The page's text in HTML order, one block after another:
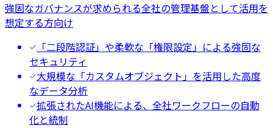
強固なガバナンスが求められる全社の管理基盤として活用を
想定する方向け
「二段階認証」や柔軟な「権限設定」による強固な
セキュリティ
大規模な「カスタムオブジェクト」を活用した高度
なデータ分析
拡張されたAI機能による、全社ワークフローの自動
化と統制